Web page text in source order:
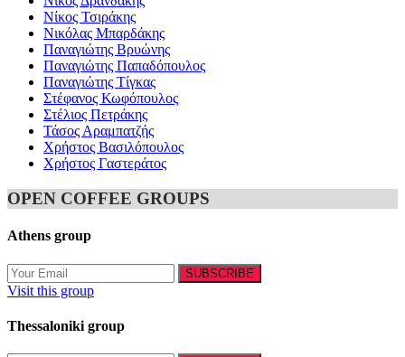
Νίκος Τσιράκης
Νικόλας Μπαρδάκης
Παναγιώτης Βρυώνης
Παναγιώτης Παπαδόπουλος
Παναγιώτης Τίγκας
Στέφανος Κωφόπουλος
Στέλιος Πετράκης
Τάσος Αραμπατζής
Χρήστος Βασιλόπουλος
Χρήστος Γαστεράτος
OPEN COFFEE GROUPS
Athens group
Visit this group
Thessaloniki group